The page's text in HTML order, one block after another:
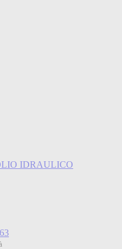
IDRAULICO